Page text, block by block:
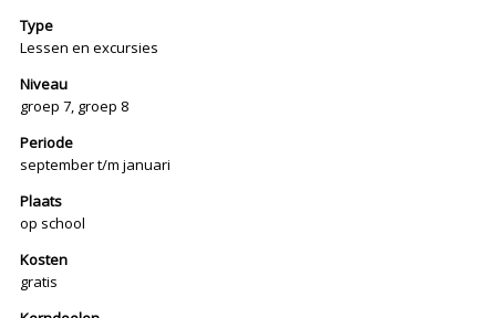
Type
Lessen en excursies
Niveau
groep 7, groep 8
Periode
september t/m januari
Plaats
op school
Kosten
gratis